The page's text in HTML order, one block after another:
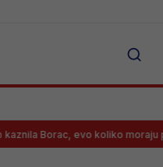
evo koliko moraju platiti i